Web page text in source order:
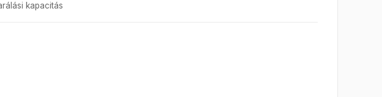
kapacitás